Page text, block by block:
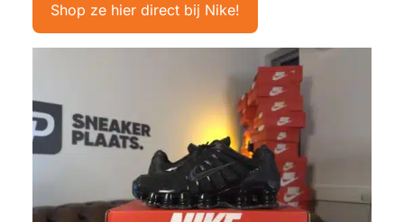
Shop ze hier direct bij Nike!